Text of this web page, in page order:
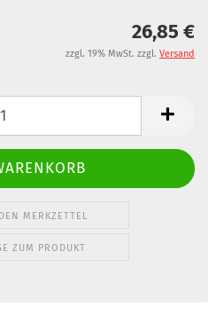
26,85 €
zzgl. 19% MwSt. zzgl. Versand
MERKZETTEL
ZUM PRODUKT